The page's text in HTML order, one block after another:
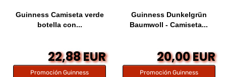
Guinness Camiseta verde
botella con...
22,88 EUR
Promoción Guinness
Guinness Dunkelgrün
Baumwoll - Camiseta...
20,00 EUR
Promoción Guinness